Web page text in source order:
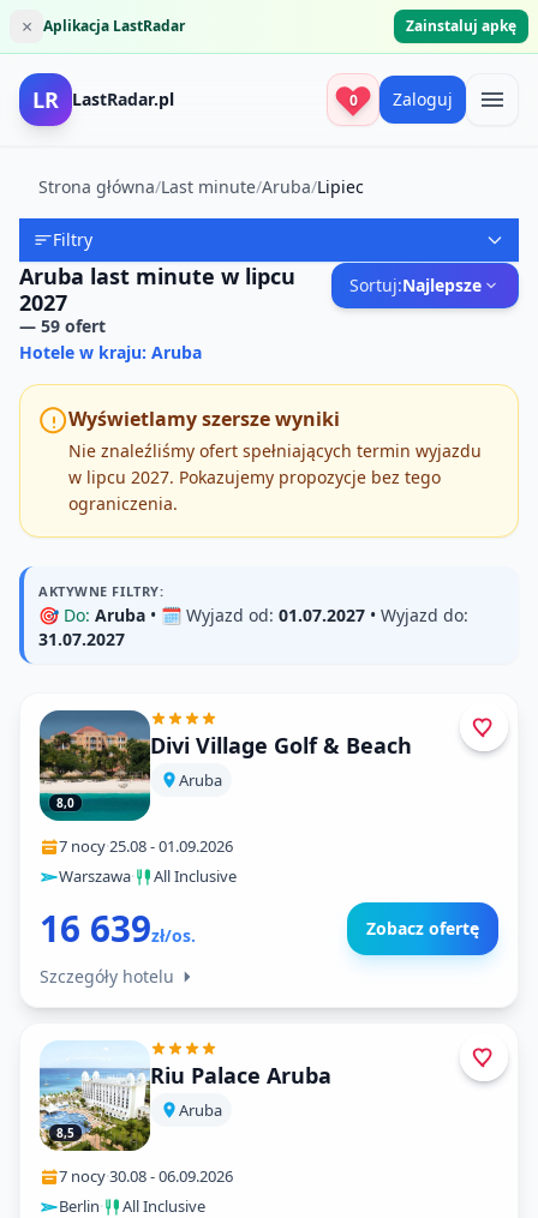
× Aplikacja LastRadar Zainstaluj apkę
LR LastRadar.pl 0 Zaloguj
Strona główna/Last minute/Aruba/Lipiec
Filtry
Aruba last minute w lipcu
2027
— 59 ofert
Sortuj:Najlepsze
Hotele w kraju: Aruba
Wyświetlamy szersze wyniki
Nie znaleźliśmy ofert spełniających termin wyjazdu
w lipcu 2027. Pokazujemy propozycje bez tego
ograniczenia.
AKTYWNE FILTRY:
🎯 Do: Aruba • 🗓️ Wyjazd od: 01.07.2027 • Wyjazd do:
31.07.2027
8,0
Divi Village Golf & Beach
Aruba
7 nocy·25.08-01.09.2026
Warszawa· All Inclusive
16 639zł/os. Zobacz ofertę
Szczegóły hotelu
8,5
Riu Palace Aruba
Aruba
7 nocy·30.08-06.09.2026
Berlin· All Inclusive